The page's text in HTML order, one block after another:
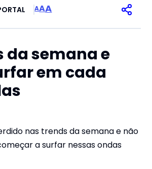
AAA
da semana e
em cada
nas trends da semana e não
a surfar nessas ondas